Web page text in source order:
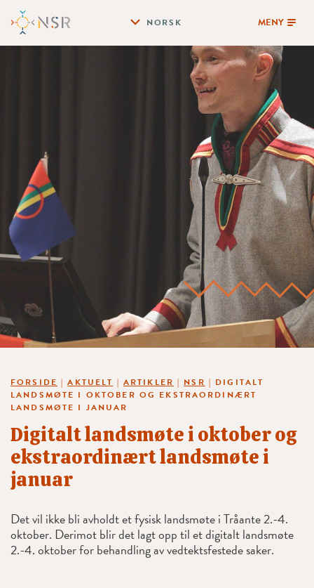
NORSK MENY
FORSIDE |AKTUELT | ARTIKLER | NSR | DIGITALT
LANDSMØTE I OKTOBER OG EKSTRAORDINÆRT
LANDSMØTE I JANUAR
Digitalt landsmøte i oktober og
ekstraordinært landsmøte i
januar
Det vil ikke bli avholdt et fysisk landsmøte i Tråante 2.-4.
oktober. Derimot blir det lagt opp til et digitalt landsmøte
2.-4. oktober for behandling av vedtektsfestede saker.